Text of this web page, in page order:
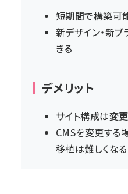
短期間で構築可
新デザイン・新
きる
デメリット
サイト構成は変
CMSを変更する
移植は難しくなる